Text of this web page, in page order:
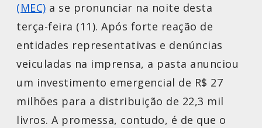
(MEC) a se pronunciar na noite desta
terça-feira (11). Após forte reação de
entidades representativas e denúncias
veiculadas na imprensa, a pasta anunciou
um investimento emergencial de R$ 27
milhões para a distribuição de 22,3 mil
livros. A promessa, contudo, é de que o